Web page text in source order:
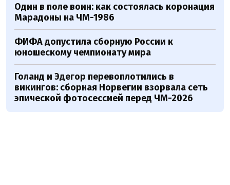
Один в поле воин: как состоялась коронация
Марадоны на ЧМ-1986
ФИФА допустила сборную России к
юношескому чемпионату мира
Голанд и Эдегор перевоплотились в
викингов: сборная Норвегии взорвала сеть
эпической фотосессией перед ЧМ-2026